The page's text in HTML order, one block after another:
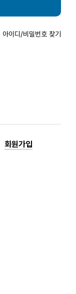
아이디/비밀번호 찾기
회원가입